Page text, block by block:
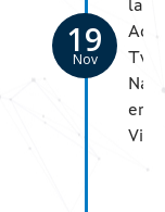
19
Nov
la
en
Vigo